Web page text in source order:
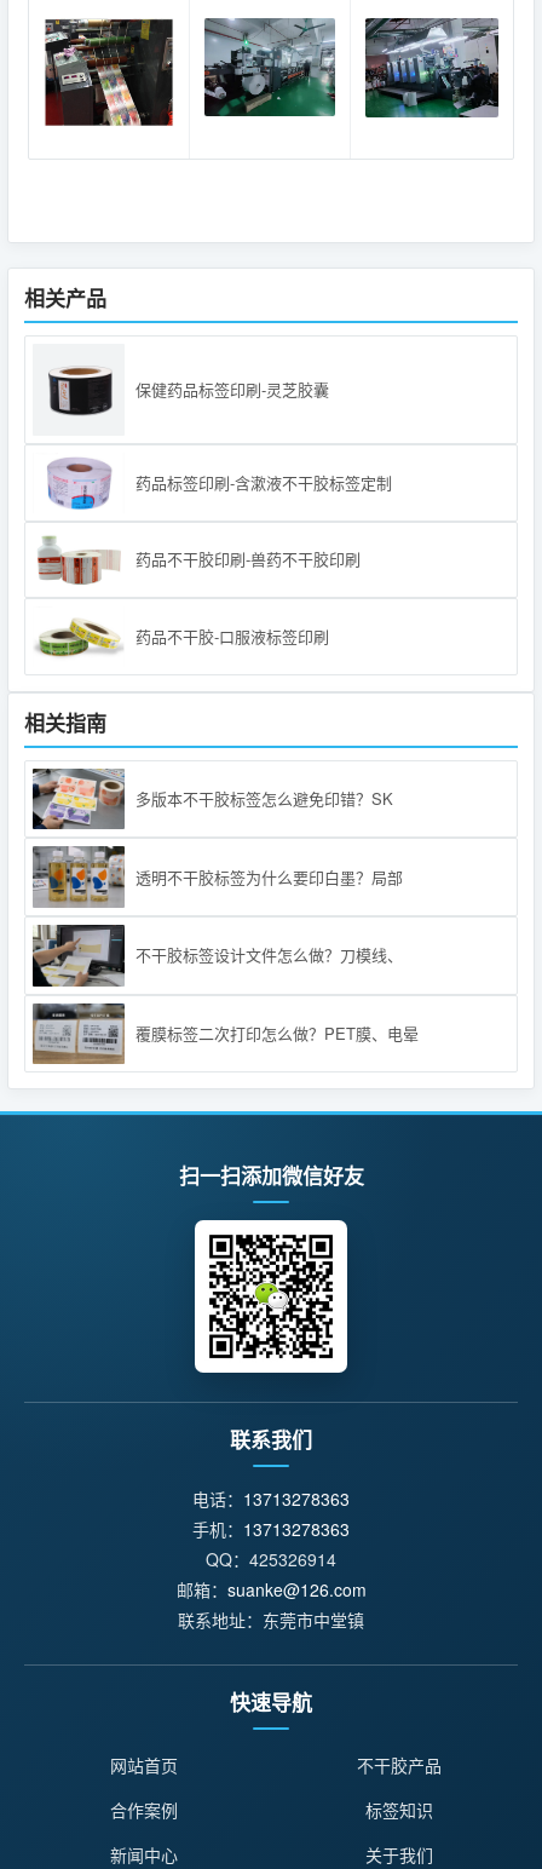
相关产品
保健药品标签印刷-灵芝胶囊
药品标签印刷-含漱液不干胶标签定制
药品不干胶印刷-兽药不干胶印刷
药品不干胶-口服液标签印刷
相关指南
多版本不干胶标签怎么避免印错？SK
透明不干胶标签为什么要印白墨？局部
不干胶标签设计文件怎么做？刀模线、
覆膜标签二次打印怎么做？PET膜、电晕
扫一扫添加微信好友
联系我们
电话： 13713278363
手机： 13713278363
QQ：425326914
邮箱： suanke@126.com
联系地址：东莞市中堂镇
快速导航
网站首页
不干胶产品
合作案例
标签知识
新闻中心
关于我们